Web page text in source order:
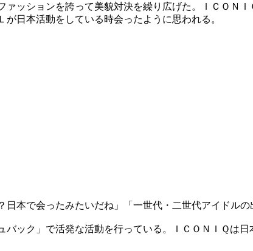
ッションを誇って美貌対決を繰り広げた。ＩＣＯＮ
日本活動をしている時会ったように思われる。
本で会ったみたいだね」「一世代・二世代アイドル
ック」で活発な活動を行っている。ＩＣＯＮＩＱは